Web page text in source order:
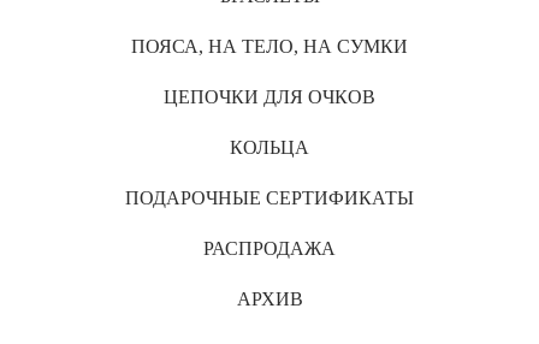
ПОЯСА, НА ТЕЛО, НА СУМКИ
ЦЕПОЧКИ ДЛЯ ОЧКОВ
КОЛЬЦА
ПОДАРОЧНЫЕ СЕРТИФИКАТЫ
РАСПРОДАЖА
АРХИВ